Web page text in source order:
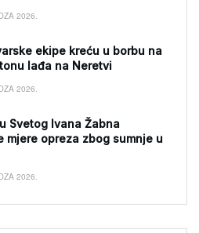
2026.
ekipe kreću u borbu na
lađa na Neretvi
2026.
Svetog Ivana Žabna
mjere opreza zbog sumnje u
2026.